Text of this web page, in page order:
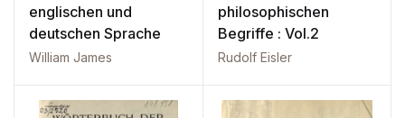
englischen und
deutschen Sprache
William James
philosophischen
Begriffe : Vol.2
Rudolf Eisler